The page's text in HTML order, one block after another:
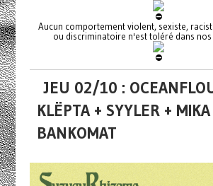
Aucun comportement violent, sexiste,
ou discriminatoire n'est toléré dans nos
JEU 02/10 :
KLËPTA + SYYLER + MIKA
BANKOMAT